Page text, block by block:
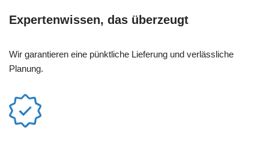
Expertenwissen, das überzeugt
Wir garantieren eine pünktliche Lieferung und verlässliche
Planung.